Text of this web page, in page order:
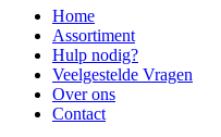
Home
Assortiment
Hulp nodig?
Veelgestelde Vragen
Over ons
Contact